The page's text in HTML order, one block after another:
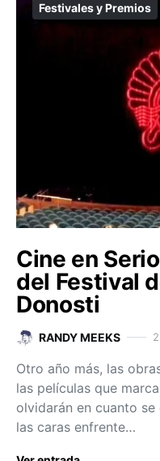
Festivales y Premios
Cine en
del Festival
Donosti
RANDY MEEKS
Otro año más, las
las películas que
olvidarán en cuanto se
las caras enfrente…